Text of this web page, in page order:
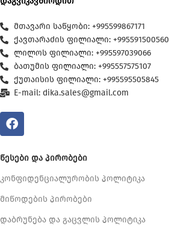
მთავარი საწყობი: +995599867171
ქავთარაძის ფილიალი: +995591500560
ლილოს ფილიალი: +995597039066
ბათუმის ფილიალი: +995557575107
ქუთაისის ფილიალი: +995595505845
E-mail: dika.sales@gmail.com
ᲬᲔᲡᲔᲑᲘ ᲓᲐ ᲞᲘᲠᲝᲑᲔᲑᲘ
კონფიდენციალურობის პოლიტიკა
მიწოდების პირობები
დაბრუნება და გაცვლის პოლიტიკა